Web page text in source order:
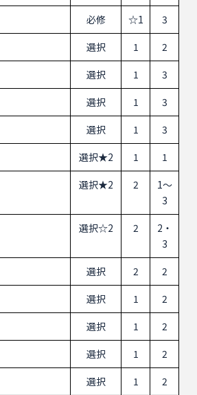
必修 ☆1
3
選択 1
2
選択 1
3
選択 1
3
選択 1
3
選択★2 1
1
選択★2 2
1～
3
選択☆2 2
2・
3
選択 2
2
選択 1
2
選択 1
2
選択 1
2
選択 1
2